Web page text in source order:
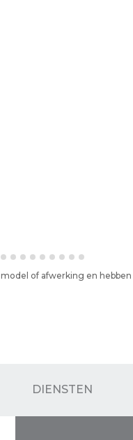
of afwerking en
DIENSTEN